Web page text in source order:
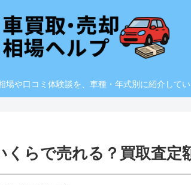
場や口コミ体験談を、車種・年式別に紹介してい
くらで売れる？買取査定